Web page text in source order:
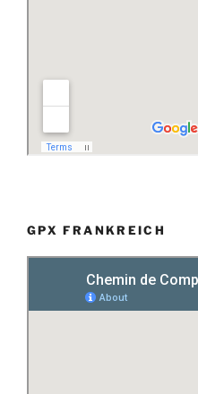
GPX FRANKREICH